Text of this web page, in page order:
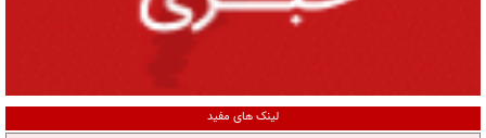
لینک های مفید